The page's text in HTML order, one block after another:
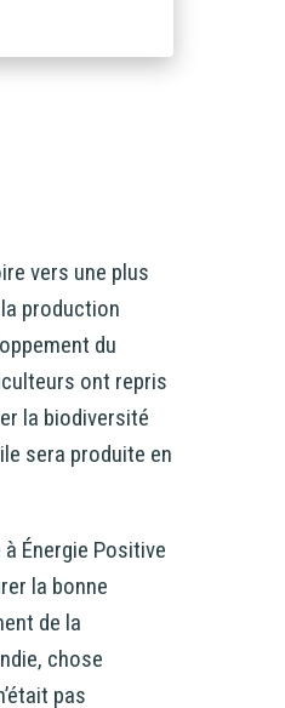
vers une plus
production
du
ont repris
la biodiversité
sera produite en
Énergie Positive
la bonne
de la
chose
pas